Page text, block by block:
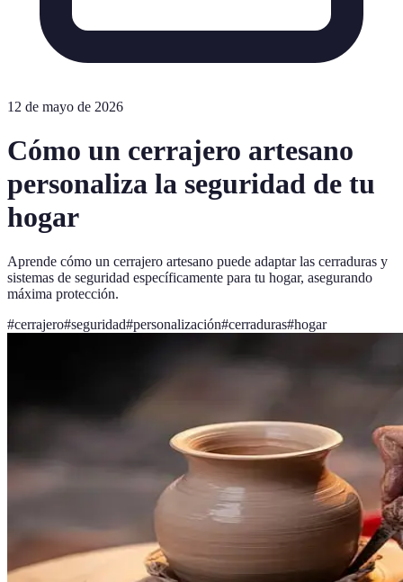
12 de mayo de 2026
Cómo un cerrajero artesano
personaliza la seguridad de tu
hogar
Aprende cómo un cerrajero artesano puede adaptar las cerraduras y
sistemas de seguridad específicamente para tu hogar, asegurando
máxima protección.
#cerrajero#seguridad#personalización#cerraduras#hogar